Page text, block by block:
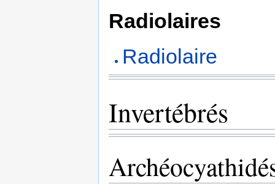
Radiolaires
Radiolaire
Invertébrés